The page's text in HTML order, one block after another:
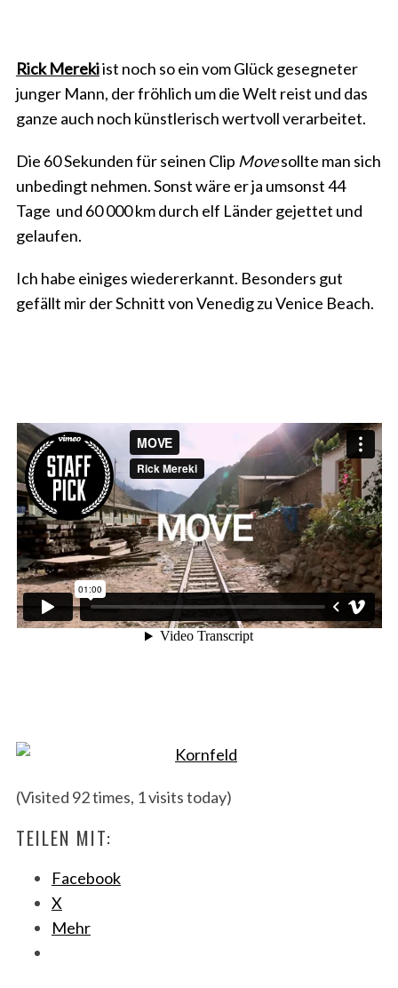
Rick Merekiist noch so ein vom Glück gesegneter
junger Mann, der fröhlich um die Welt reist und das
ganze auch noch künstlerisch wertvoll verarbeitet.
Die 60 Sekunden für seinen Clip Movesollte man sich
unbedingt nehmen. Sonst wäre er ja umsonst 44
Tage und 60 000 km durch elf Länder gejettet und
gelaufen.
Ich habe einiges wiedererkannt. Besonders gut
gefällt mir der Schnitt von Venedig zu Venice Beach.
(Visited 92 times, 1 visits today)
TEILEN MIT:
Facebook
X
Mehr